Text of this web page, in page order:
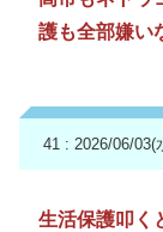
護も全部嫌い
41 : 2026/06/03(
生活保護叩く